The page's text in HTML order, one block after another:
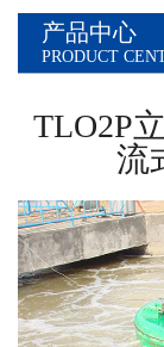
产品中心
PRODUCT
TLO2P
流